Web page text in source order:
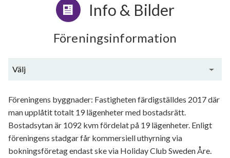
Info & Bilder
Föreningsinformation
Välj
Föreningens byggnader: Fastigheten färdigställdes 2017 där
man upplåtit totalt 19 lägenheter med bostadsrätt.
Bostadsytan är 1092 kvm fördelat på 19 lägenheter. Enligt
föreningens stadgar får kommersiell uthyrning via
bokningsföretag endast ske via Holiday Club Sweden Åre.